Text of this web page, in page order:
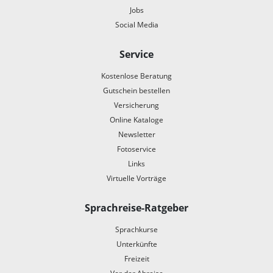
Jobs
Social Media
Service
Kostenlose Beratung
Gutschein bestellen
Versicherung
Online Kataloge
Newsletter
Fotoservice
Links
Virtuelle Vorträge
Sprachreise-Ratgeber
Sprachkurse
Unterkünfte
Freizeit